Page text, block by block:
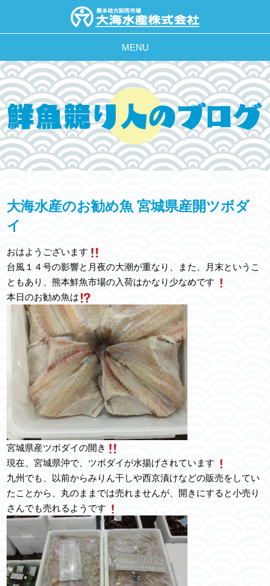
MENU
大海水産のお勧め魚 宮城県産開ツボダ
イ
おはようございます
台風１４号の影響と月夜の大潮が重なり、また、月末というこ
ともあり、熊本鮮魚市場の入荷はかなり少なめです
本日のお勧め魚は
宮城県産ツボダイの開き
現在、宮城県沖で、ツボダイが水揚げされています
九州でも、以前からみりん干しや西京漬けなどの販売をしてい
たことから、丸のままでは売れませんが、開きにすると小売り
さんでも売れるようです